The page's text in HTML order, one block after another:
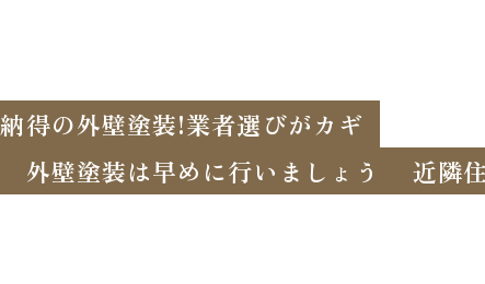
納得の外壁塗装!業者選びがカギ
外壁塗装は早めに行いましょう
近隣